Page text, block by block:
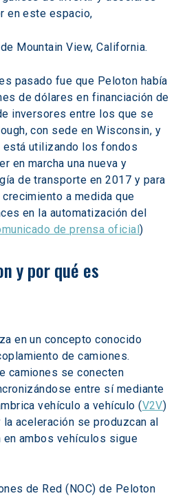
en este espacio,
de Mountain View, California.
pasado fue que Peloton había
de dólares en financiación de
inversores entre los que se
con sede en Wisconsin, y
está utilizando los fondos
en marcha una nueva y
de transporte en 2017 y para
a medida que
en la automatización del
de prensa oficial)
y por qué es
en un concepto conocido
de camiones.
camiones se conecten
entre sí mediante
vehículo a vehículo (V2V)
aceleración se produzcan al
en ambos vehículos sigue
de Red (NOC) de Peloton